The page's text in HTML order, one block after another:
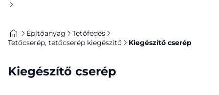
Építőanyag
Tetőfedés
Tetőcserép, tetőcserép kiegészítő
Kiegészítő cserép
Kiegészítő cserép